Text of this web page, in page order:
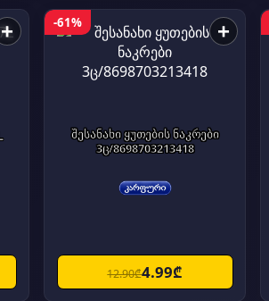
+ -61% +
შესანახი ყუთების ნაკრები
3ც/8698703213418
12.90₾4.99₾